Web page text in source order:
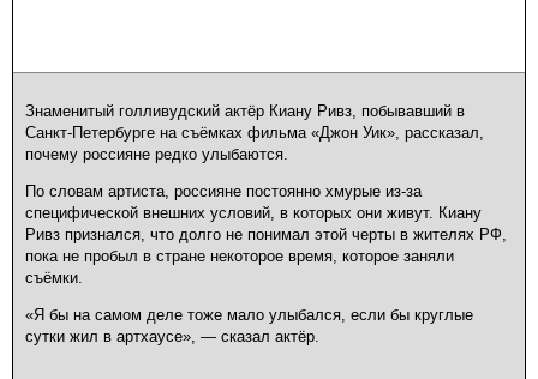
Знаменитый голливудский актёр Киану Ривз, побывавший в
Санкт-Петербурге на съёмках фильма «Джон Уик», рассказал,
почему россияне редко улыбаются.
По словам артиста, россияне постоянно хмурые из-за
специфической внешних условий, в которых они живут. Киану
Ривз признался, что долго не понимал этой черты в жителях РФ,
пока не пробыл в стране некоторое время, которое заняли
съёмки.
«Я бы на самом деле тоже мало улыбался, если бы круглые
сутки жил в артхаусе», — сказал актёр.